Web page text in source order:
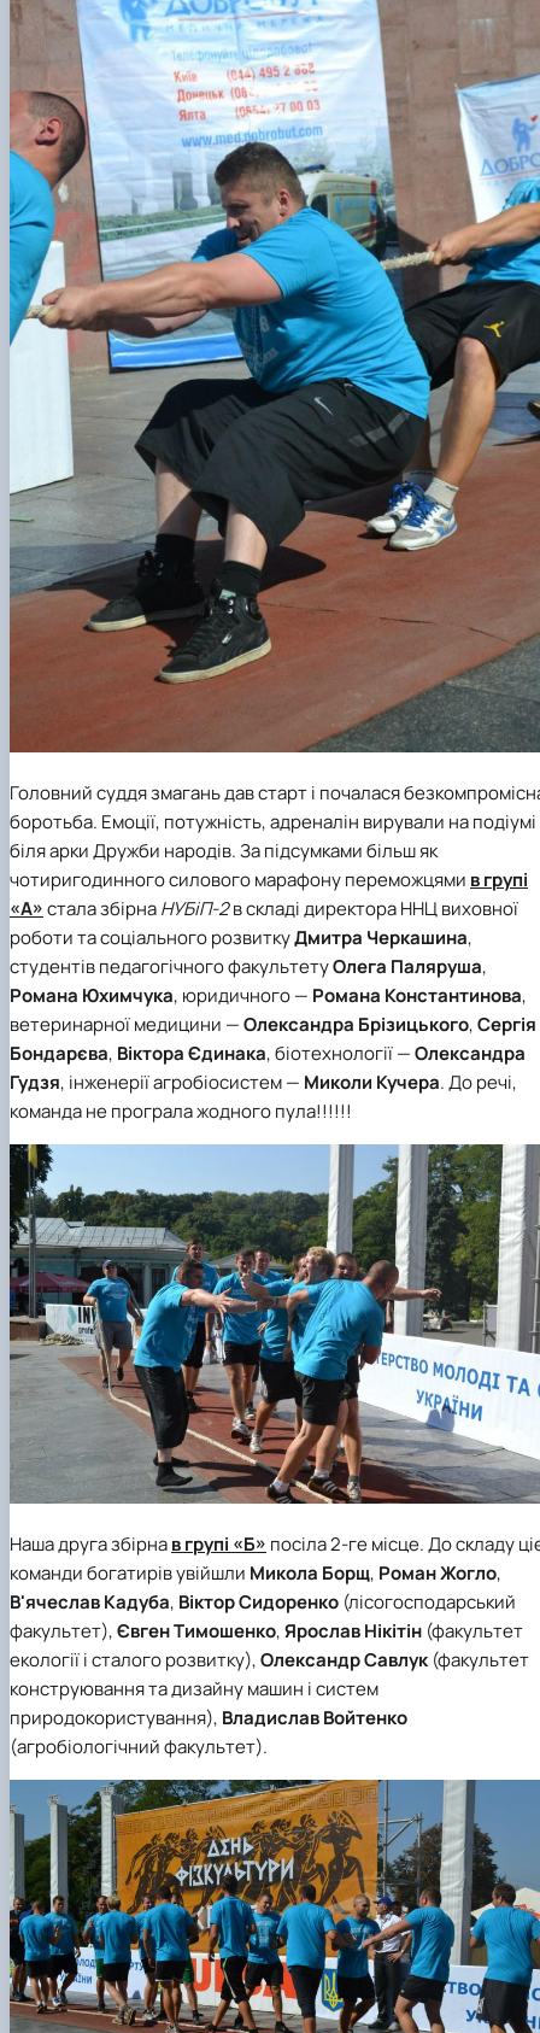
Головний суддя змагань дав старт і почалася
боротьба. Емоції, потужність, адреналін вирували на подіумі
біля арки Дружби народів. За підсумками більш як
чотиригодинного силового марафону переможцями в групі
«А»стала збірнаНУБіП-2в складі директора ННЦ виховної
роботи та соціального розвиткуДмитра Черкашина,
студентів педагогічного факультетуОлега Паляруша,
Романа Юхимчука, юридичного — Романа Константинова,
ветеринарної медицини —Олександра Брізицького,Сергія
Бондарєва, Віктора Єдинака, біотехнології —Олександра
Гудзя, інженерії агробіосистем — Миколи Кучера. До речі,
команда не програла жодного пула!!!!!!
Наша друга збірнав групі «Б» посіла 2-ге місце. До складу
команди богатирів увійшли Микола Борщ, Роман Жогло,
В'ячеслав Кадуба, ВікторСидоренко (лісогосподарський
факультет),Євген Тимошенко,Ярослав Нікітін (факультет
екології і сталого розвитку),Олександр Савлук (факультет
конструювання та дизайну машин і систем
природокористування), Владислав Войтенко
(агробіологічний факультет).